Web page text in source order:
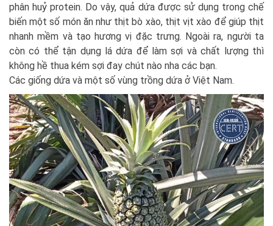
phân huỷ protein. Do vậy, quả dứa được sử dụng trong chế
biến một số món ăn như thịt bò xào, thịt vịt xào để giúp thịt
nhanh mềm và tạo hương vị đặc trưng. Ngoài ra, người ta
còn có thể tận dụng lá dứa để làm sợi và chất lượng thì
không hề thua kém sợi đay chút nào nha các bạn.
Các giống dứa và một số vùng trồng dứa ở Việt Nam.